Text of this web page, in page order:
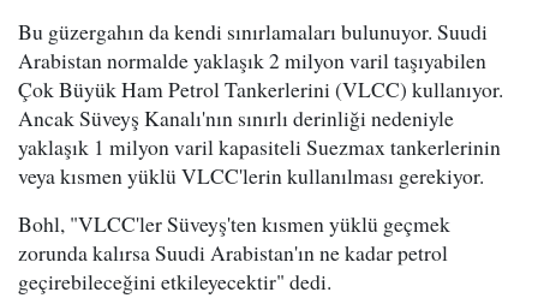
Bu güzergahın da kendi sınırlamaları bulunuyor. Suudi
Arabistan normalde yaklaşık 2 milyon varil taşıyabilen
Çok Büyük Ham Petrol Tankerlerini (VLCC) kullanıyor.
Ancak Süveyş Kanalı'nın sınırlı derinliği nedeniyle
yaklaşık 1 milyon varil kapasiteli Suezmax tankerlerinin
veya kısmen yüklü VLCC'lerin kullanılması gerekiyor.
Bohl, "VLCC'ler Süveyş'ten kısmen yüklü geçmek
zorunda kalırsa Suudi Arabistan'ın ne kadar petrol
geçirebileceğini etkileyecektir" dedi.